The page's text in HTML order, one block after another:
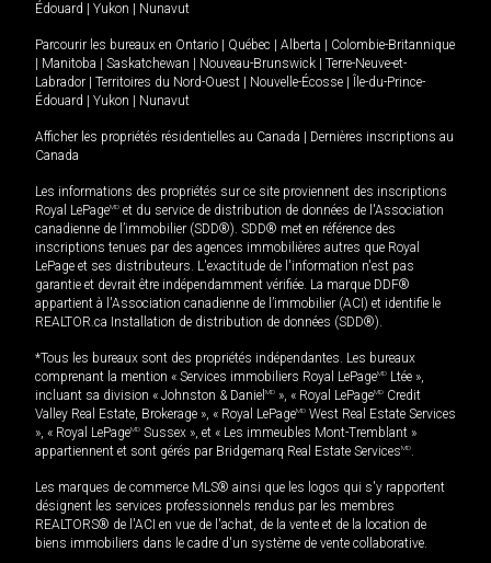
Édouard
Yukon Nunavut
Parcourir les bureaux en Ontario Québec Alberta
Colombie-Britannique
Manitoba Saskatchewan Nouveau-Brunswick
Terre-Neuve-et-
Labrador
Territoires du Nord-Ouest Nouvelle-Écosse
Île-du-Prince-
Édouard
Yukon Nunavut
Afficher les propriétés résidentielles au Canada
Dernières inscriptions au
Canada
Les informations des propriétés sur ce site proviennent des inscriptions
Royal LePageMD et du service de distribution de données de l'Association
canadienne de l’immobilier (SDD®). SDD® met en référence des
inscriptions tenues par des agences immobilières autres que Royal
LePage et ses distributeurs. L'exactitude de l'information n'est pas
garantie et devrait être indépendamment vérifiée. La marque DDF®
appartient à l'Association canadienne de l’immobilier (ACI) et identifie le
REALTOR.ca Installation de distribution de données (SDD®).
*Tous les bureaux sont des propriétés indépendantes. Les bureaux
comprenant la mention « Services immobiliers Royal LePageMD Ltée »,
incluant sa division « Johnston & Daniel MD », « Royal LePageMD Credit
Valley Real Estate, Brokerage », « Royal LePageMD West Real Estate Services
», « Royal LePageMD Sussex », et « Les immeubles Mont-Tremblant »
appartiennent et sont gérés par Bridgemarq Real Estate ServicesMD.
Les marques de commerce MLS® ainsi que les logos qui s'y rapportent
désignent les services professionnels rendus par les membres
REALTORS® de l'ACI en vue de l'achat, de la vente et de la location de
biens immobiliers dans le cadre d'un système de vente collaborative.